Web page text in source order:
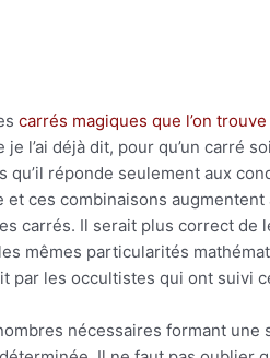
carrés magiques que l’on
l’ai déjà dit, pour qu’un carré
réponde seulement aux
ces combinaisons
carrés. Il serait plus correct
mêmes particularités
par les occultistes qui ont suivi
nécessaires formant